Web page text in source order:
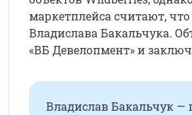
маркетплейса считают,
Владислава Бакальчука.
«ВБ Девелопмент» и
Владислав Бакальчук